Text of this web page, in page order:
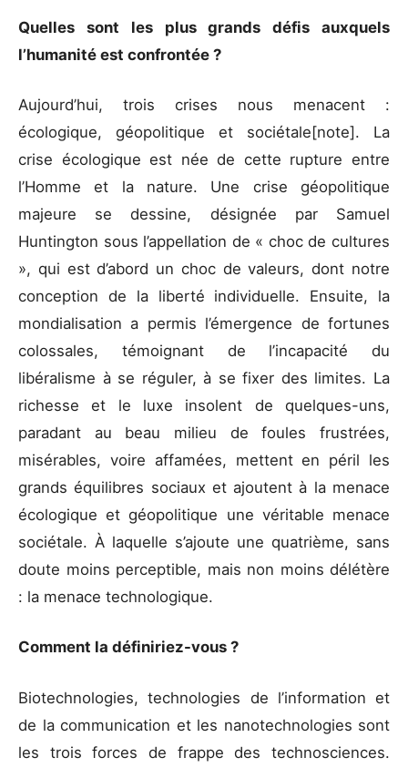
Quelles sont les plus grands défis auxquels
l’humanité est confrontée ?
Aujourd’hui, trois crises nous menacent :
écologique, géopolitique et sociétale[note]. La
crise écologique est née de cette rupture entre
l’Homme et la nature. Une crise géopolitique
majeure se dessine, désignée par Samuel
Huntington sous l’appellation de « choc de cultures
», qui est d’abord un choc de valeurs, dont notre
conception de la liberté individuelle. Ensuite, la
mondialisation a permis l’émergence de fortunes
colossales, témoignant de l’incapacité du
libéralisme à se réguler, à se fixer des limites. La
richesse et le luxe insolent de quelques-uns,
paradant au beau milieu de foules frustrées,
misérables, voire affamées, mettent en péril les
grands équilibres sociaux et ajoutent à la menace
écologique et géopolitique une véritable menace
sociétale. À laquelle s’ajoute une quatrième, sans
doute moins perceptible, mais non moins délétère
: la menace technologique.
Comment la définiriez-vous ?
Biotechnologies, technologies de l’information et
de la communication et les nanotechnologies sont
les trois forces de frappe des technosciences.